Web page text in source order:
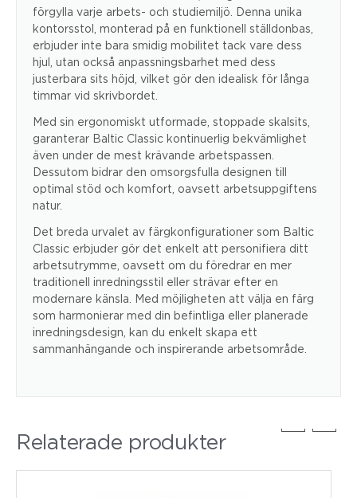
förgylla varje arbets- och studiemiljö. Denna unika
kontorsstol, monterad på en funktionell ställdonbas,
erbjuder inte bara smidig mobilitet tack vare dess
hjul, utan också anpassningsbarhet med dess
justerbara sits höjd, vilket gör den idealisk för långa
timmar vid skrivbordet.
Med sin ergonomiskt utformade, stoppade skalsits,
garanterar Baltic Classic kontinuerlig bekvämlighet
även under de mest krävande arbetspassen.
Dessutom bidrar den omsorgsfulla designen till
optimal stöd och komfort, oavsett arbetsuppgiftens
natur.
Det breda urvalet av färgkonfigurationer som Baltic
Classic erbjuder gör det enkelt att personifiera ditt
arbetsutrymme, oavsett om du föredrar en mer
traditionell inredningsstil eller strävar efter en
modernare känsla. Med möjligheten att välja en färg
som harmonierar med din befintliga eller planerade
inredningsdesign, kan du enkelt skapa ett
sammanhängande och inspirerande arbetsområde.
Relaterade produkter